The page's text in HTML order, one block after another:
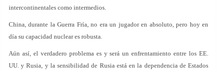
intercontinentales como intermedios.
China, durante la Guerra Fría, no era un jugador en absoluto, pero hoy en
día su capacidad nuclear es robusta.
Aún así, el verdadero problema es y será un enfrentamiento entre los EE.
UU. y Rusia, y la sensibilidad de Rusia está en la dependencia de Estados